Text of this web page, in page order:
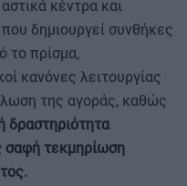
κέντρα και
δημιουργεί συνθήκες
το πρίσμα,
κανόνες λειτουργίας
της αγοράς, καθώς
δραστηριότητα
σαφή τεκμηρίωση